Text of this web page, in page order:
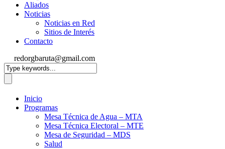
Aliados
Noticias
Noticias en Red
Sitios de Interés
Contacto
redorgbaruta@gmail.com
Inicio
Programas
Mesa Técnica de Agua – MTA
Mesa Técnica Electoral – MTE
Mesa de Seguridad – MDS
Salud